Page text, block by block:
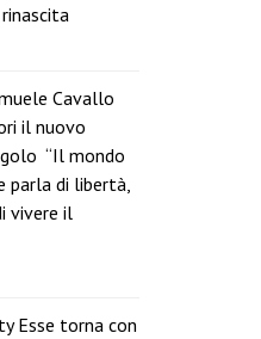
Cavallo
il nuovo
“Il mondo
parla di libertà,
vivere il
Esse torna con